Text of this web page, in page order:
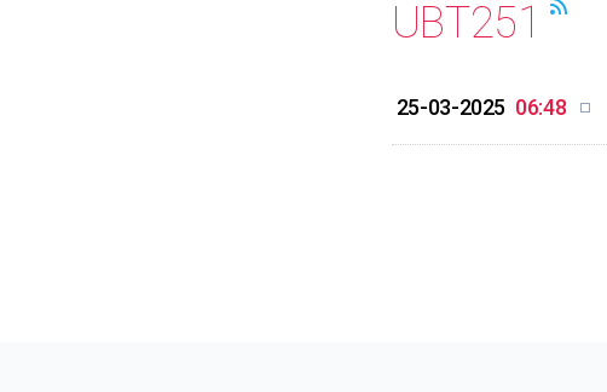
UBT251
25-03-2025 06:48